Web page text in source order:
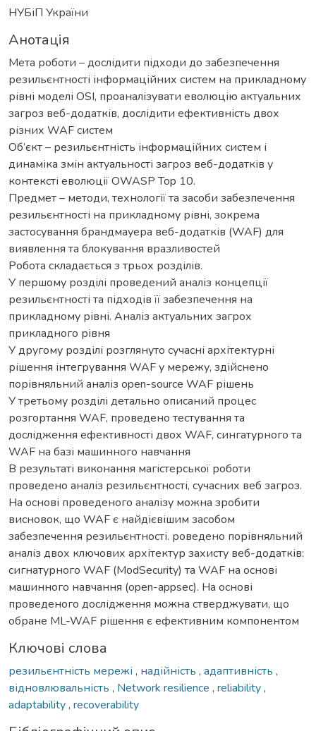
НУБіП України
Анотація
Мета роботи – дослідити підходи до забезпечення
резильєнтності інформаційних систем на прикладному
рівні моделі OSI, проаналізувати еволюцію актуальних
загроз веб-додатків, дослідити ефективність двох
різних WAF систем
Об’єкт – резильєнтність інформаційних систем і
динаміка змін актуальності загроз веб-додатків у
контексті еволюції OWASP Top 10.
Предмет – методи, технології та засоби забезпечення
резильєнтності на прикладному рівні, зокрема
застосування брандмауера веб-додатків (WAF) для
виявлення та блокування вразливостей
Робота складається з трьох розділів.
У першому розділі проведений аналіз концепції
резильєнтності та підходів її забезпечення на
прикладному рівні. Аналіз актуальних загрох
прикладного рівня
У другому розділі розглянуто сучасні архітектурні
рішення інтегрування WAF у мережу, здійснено
порівняльний аналіз open-source WAF рішень
У третьому розділі детально описаний процес
розгортання WAF, проведено тестування та
дослідження ефективності двох WAF, сингатурного та
WAF на базі машинного навчання
В результаті виконання магістерської роботи
проведено аналіз резильєнтності, сучасних веб загроз.
На основі проведеного аналізу можна зробити
висновок, що WAF є найдієвішим засобом
забезпечення резильєнтності. роведено порівняльний
аналіз двох ключових архітектур захисту веб-додатків:
сигнатурного WAF (ModSecurity) та WAF на основі
машинного навчання (open-appsec). На основі
проведеного дослідження можна стверджувати, що
обране ML-WAF рішення є ефективним компонентом
Ключові слова
резильєнтність мережі , надійність , адаптивність ,
відновлювальність , Network resilience , reliability,
adaptability, recoverability